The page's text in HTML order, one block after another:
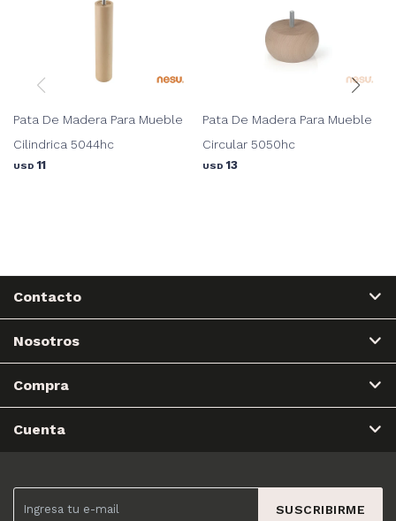
Pata De Madera Para Mueble
Cilindrica 5044hc
USD 11
Pata De Madera Para Mueble
Circular 5050hc
USD 13
SUSCRIBIRME
Contacto
Nosotros
Compra
Cuenta